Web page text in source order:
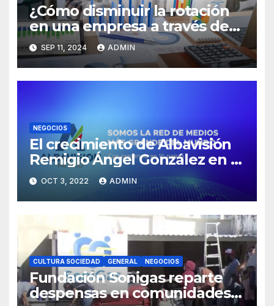
¿Cómo disminuir la rotación
en una empresa a través de
HR Analytics?
SEP 11, 2024 ADMIN
NEGOCIOS
El crecimiento de Albavisión
Remigio Ángel González en la
industria mediática
OCT 3, 2022 ADMIN
CULTURA SOCIEDAD GENERAL NEGOCIOS
Fundación Sonigas reparte
despensas en comunidades